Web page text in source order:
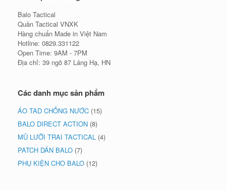
Balo Tactical
Quần Tactical VNXK
Hàng chuẩn Made in Việt Nam
Hotline: 0829.331122
Open Time: 9AM - 7PM
Địa chỉ: 39 ngõ 87 Láng Hạ, HN
Các danh mục sản phẩm
ÁO TAD CHỐNG NƯỚC (15)
BALO DIRECT ACTION (8)
MŨ LƯỠI TRAI TACTICAL (4)
PATCH DÁN BALO (7)
PHỤ KIỆN CHO BALO (12)